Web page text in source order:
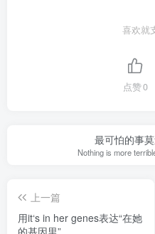
喜欢就
点赞0
最可怕的事
Nothing is more
上一篇
用it‘s in her genes表达“在她
的基因里”